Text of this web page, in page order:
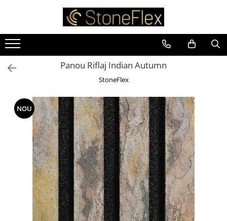
Panou Riflaj Indian Autumn
StoneFlex
NOU